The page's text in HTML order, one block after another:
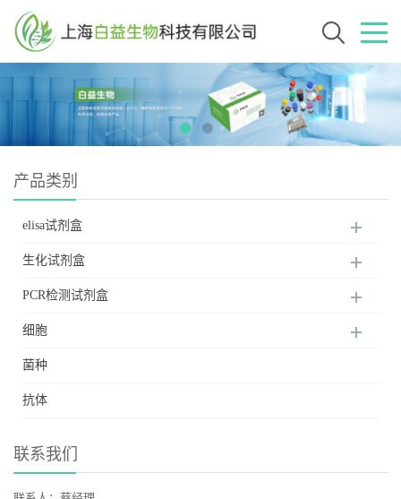
产品类别
elisa试剂盒
生化试剂盒
PCR检测试剂盒
细胞
菌种
抗体
联系我们